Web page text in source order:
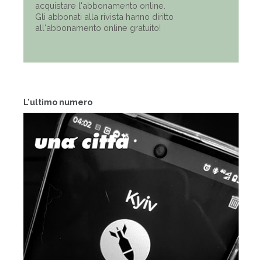
L'ultimo numero
acquistare l'abbonamento online.
Gli abbonati alla rivista hanno diritto
all'abbonamento online gratuito!